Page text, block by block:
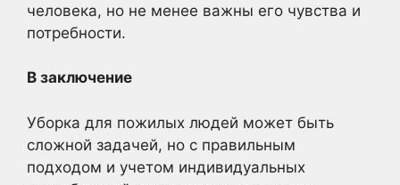
человека, но не менее важны его чувства и
потребности.
В заключение
Уборка для пожилых людей может быть
сложной задачей, но с правильным
подходом и учетом индивидуальных